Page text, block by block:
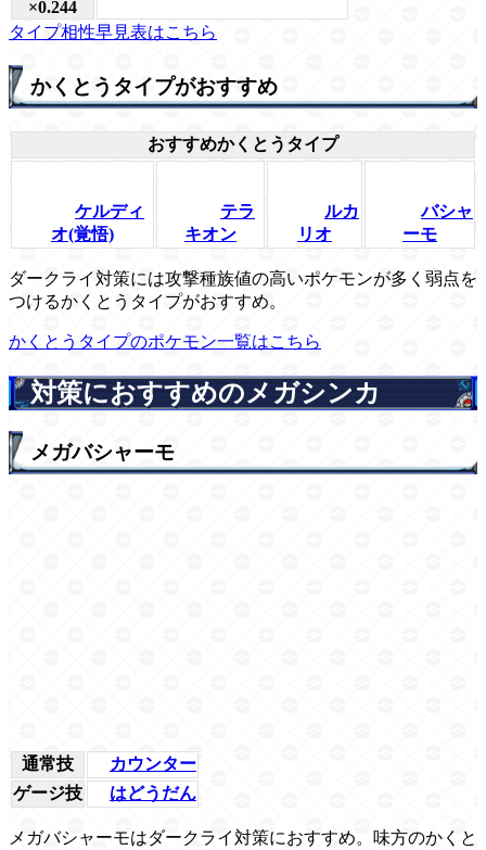
×0.244
タイプ相性早見表はこちら
かくとうタイプがおすすめ
おすすめかくとうタイプ
ケルディ
オ(覚悟)
テラ
キオン
ルカ
リオ
バシャ
ーモ
ダークライ対策には攻撃種族値の高いポケモンが多く弱点を
つけるかくとうタイプがおすすめ。
かくとうタイプのポケモン一覧はこちら
対策におすすめのメガシンカ
メガバシャーモ
通常技
カウンター
ゲージ技
はどうだん
メガバシャーモはダークライ対策におすすめ。味方のかくと